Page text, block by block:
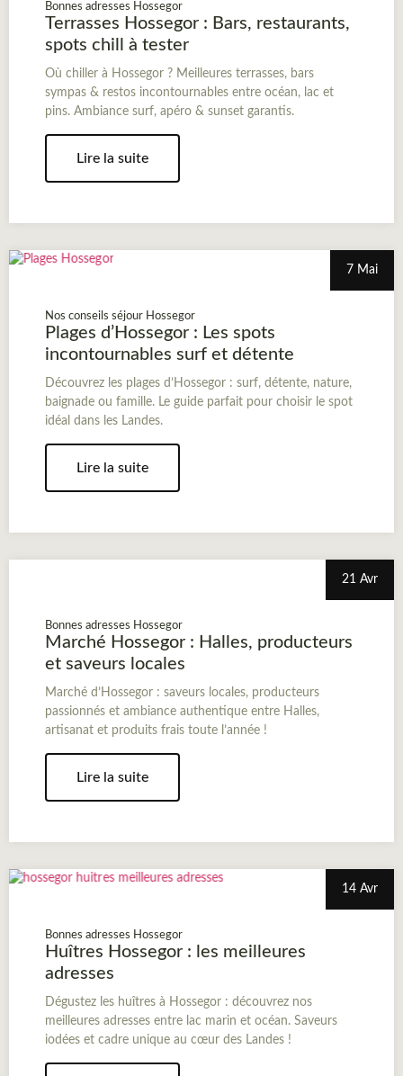
Bonnes adresses Hossegor
Terrasses Hossegor : Bars, restaurants,
spots chill à tester
Où chiller à Hossegor ? Meilleures terrasses, bars
sympas & restos incontournables entre océan, lac et
pins. Ambiance surf, apéro & sunset garantis.
Lire la suite
7 Mai
Nos conseils séjour Hossegor
Plages d’Hossegor : Les spots
incontournables surf et détente
Découvrez les plages d’Hossegor : surf, détente, nature,
baignade ou famille. Le guide parfait pour choisir le spot
idéal dans les Landes.
Lire la suite
21 Avr
Bonnes adresses Hossegor
Marché Hossegor : Halles, producteurs
et saveurs locales
Marché d’Hossegor : saveurs locales, producteurs
passionnés et ambiance authentique entre Halles,
artisanat et produits frais toute l’année !
Lire la suite
14 Avr
Bonnes adresses Hossegor
Huîtres Hossegor : les meilleures
adresses
Dégustez les huîtres à Hossegor : découvrez nos
meilleures adresses entre lac marin et océan. Saveurs
iodées et cadre unique au cœur des Landes !